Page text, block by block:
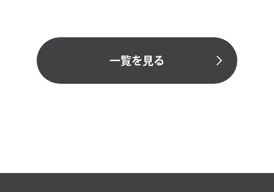
一覧を見る